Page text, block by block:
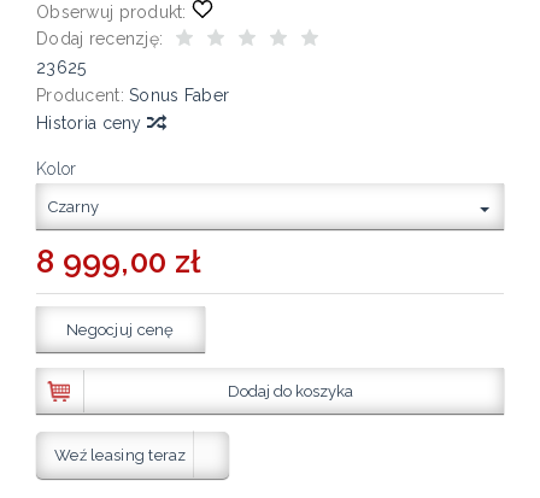
Obserwuj produkt:
Dodaj recenzję:
23625
Producent: Sonus Faber
Historia ceny
Kolor
Czarny
8 999,00 zł
Negocjuj cenę
Dodaj do koszyka
Weź leasing teraz